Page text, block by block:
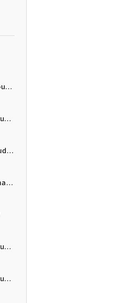
Pánské běžecké trailové boty Cloudultra 3
Dámské silniční běžecké boty Cloudswift 4
Pánské silniční běžecké boty Cloudsurfer Max
Dámská zateplená fleecová mikina s kapucí Kilpi NEVIA-W
Dámské silniční běžecké boty Cloudmonster 3
Dámské silniční běžecké boty Cloudmonster 3